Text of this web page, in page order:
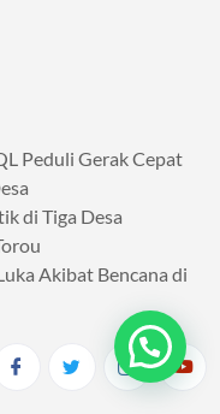
Peduli Gerak Cepat
di Tiga Desa
Akibat Bencana di